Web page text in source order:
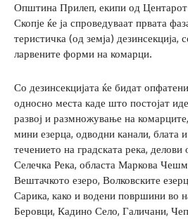
Општина Прилеп, екипи од Центарот
Скопје ќе ја спроведуваат првата
теристичка (од земја)
ларвените форми на комарци.
Со дезинсекцијата ќе бидат
односно места каде што постојат
развој и размножување на
мини езерца, одводни канали, блата
течението на градската река,
Селечка Река, областа Маркова
Вештачкото езеро, Волковските
Сарика, како и водени површини во
Беровци, Кадино Село, Галичани,